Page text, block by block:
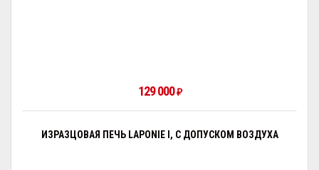
129 000 ₽
ИЗРАЗЦОВАЯ ПЕЧЬ LAPONIE I, С ДОПУСКОМ ВОЗДУХА